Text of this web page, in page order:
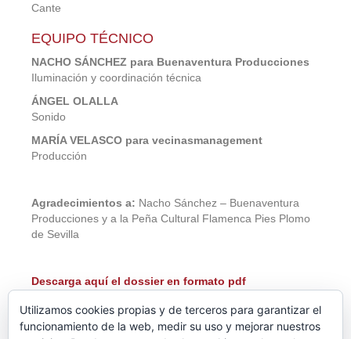
Cante
EQUIPO TÉCNICO
NACHO SÁNCHEZ para Buenaventura Producciones
Iluminación y coordinación técnica
ÁNGEL OLALLA
Sonido
MARÍA VELASCO para vecinasmanagement
Producción
Agradecimientos a: Nacho Sánchez – Buenaventura
Producciones y a la Peña Cultural Flamenca Pies Plomo
de Sevilla
Descarga aquí el dossier en formato pdf
Utilizamos cookies propias y de terceros para garantizar el
funcionamiento de la web, medir su uso y mejorar nuestros